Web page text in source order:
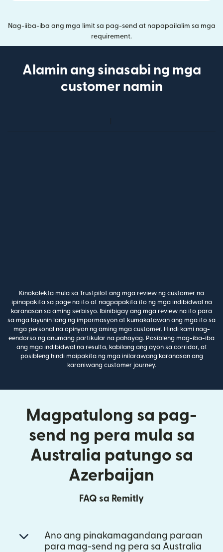
Nag-iiba-iba ang mga limit sa pag-send at napapailalim sa mga
requirement.
Alamin ang sinasabi ng mga
customer namin
Kinokolekta mula sa Trustpilot ang mga review ng customer na
ipinapakita sa page na ito at nagpapakita ito ng mga indibidwal na
karanasan sa aming serbisyo. Ibinibigay ang mga review na ito para
sa mga layunin lang ng impormasyon at kumakatawan ang mga ito sa
mga personal na opinyon ng aming mga customer. Hindi kami nag-
eendorso ng anumang partikular na pahayag. Posibleng mag-iba-iba
ang mga indibidwal na resulta, kabilang ang ayon sa corridor, at
posibleng hindi maipakita ng mga inilarawang karanasan ang
karaniwang customer journey.
Magpatulong sa pag-
send ng pera mula sa
Australia patungo sa
Azerbaijan
FAQ sa Remitly
Ano ang pinakamagandang paraan
para mag-send ng pera sa Australia